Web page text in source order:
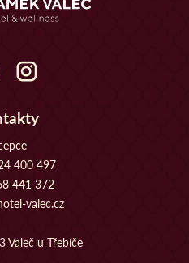
400 497
441 372
valec.cz
Valeč u Třebíče